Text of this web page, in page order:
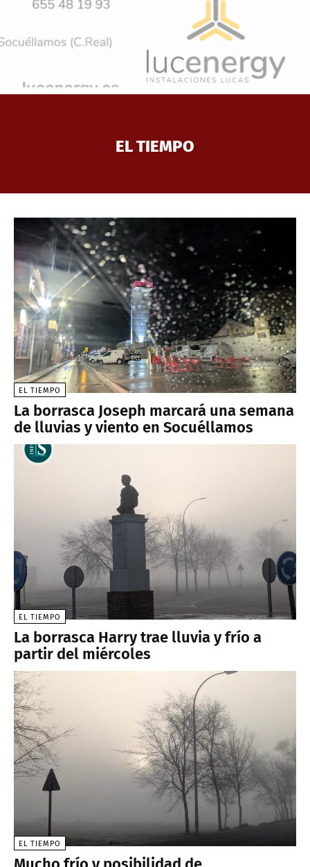
EL TIEMPO
EL TIEMPO
La borrasca Joseph marcará una semana
de lluvias y viento en Socuéllamos
EL TIEMPO
La borrasca Harry trae lluvia y frío a
partir del miércoles
EL TIEMPO